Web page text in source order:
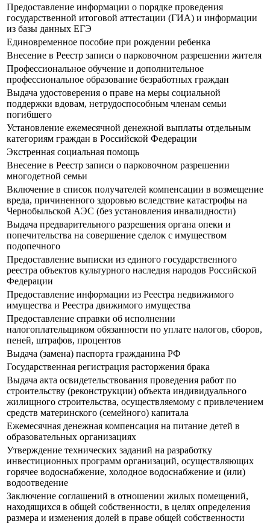
Предоставление информации о порядке проведения
государственной итоговой аттестации (ГИА) и информации
из базы данных ЕГЭ
Единовременное пособие при рождении ребенка
Внесение в Реестр записи о парковочном разрешении жителя
Профессиональное обучение и дополнительное
профессиональное образование безработных граждан
Выдача удостоверения о праве на меры социальной
поддержки вдовам, нетрудоспособным членам семьи
погибшего
Установление ежемесячной денежной выплаты отдельным
категориям граждан в Российской Федерации
Экстренная социальная помощь
Внесение в Реестр записи о парковочном разрешении
многодетной семьи
Включение в список получателей компенсации в возмещение
вреда, причиненного здоровью вследствие катастрофы на
Чернобыльской АЭС (без установления инвалидности)
Выдача предварительного разрешения органа опеки и
попечительства на совершение сделок с имуществом
подопечного
Предоставление выписки из единого государственного
реестра объектов культурного наследия народов Российской
Федерации
Предоставление информации из Реестра недвижимого
имущества и Реестра движимого имущества
Предоставление справки об исполнении
налогоплательщиком обязанности по уплате налогов, сборов,
пеней, штрафов, процентов
Выдача (замена) паспорта гражданина РФ
Государственная регистрация расторжения брака
Выдача акта освидетельствования проведения работ по
строительству (реконструкции) объекта индивидуального
жилищного строительства, осуществляемому с привлечением
средств материнского (семейного) капитала
Ежемесячная денежная компенсация на питание детей в
образовательных организациях
Утверждение технических заданий на разработку
инвестиционных программ организаций, осуществляющих
горячее водоснабжение, холодное водоснабжение и (или)
водоотведение
Заключение соглашений в отношении жилых помещений,
находящихся в общей собственности, в целях определения
размера и изменения долей в праве общей собственности